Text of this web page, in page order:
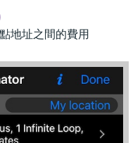
地址之間的費用